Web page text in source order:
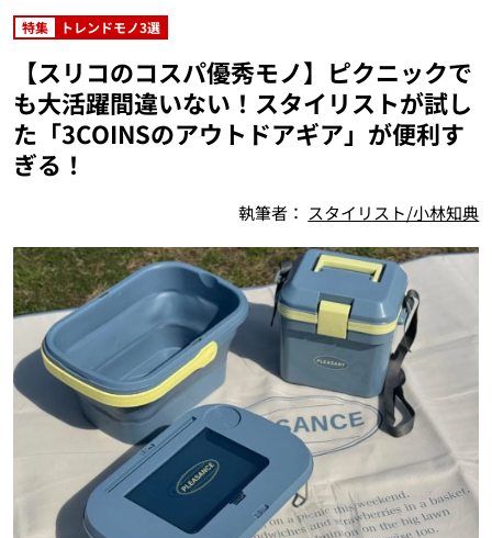
特集 トレンドモノ3選
【スリコのコスパ優秀モノ】ピクニックで
も大活躍間違いない！スタイリストが試し
た「3COINSのアウトドアギア」が便利す
ぎる！
執筆者： スタイリスト/小林知典